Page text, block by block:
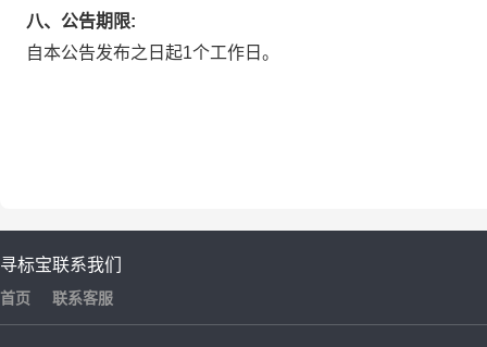
八、公告期限:
自本公告发布之日起1个工作日。
寻标宝
首页
联系我们
联系客服